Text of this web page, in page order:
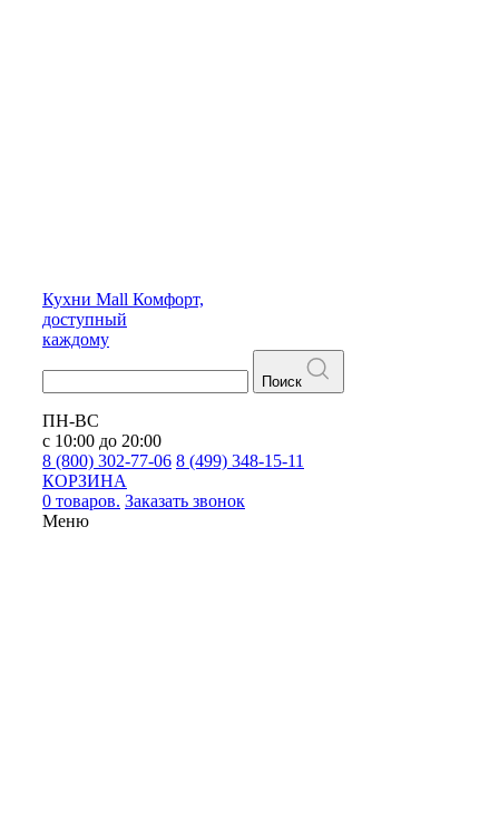
Кухни Mall Комфорт,
доступный
каждому
Поиск
ПН-ВС
с 10:00 до 20:00
8 (800) 302-77-06 8 (499) 348-15-11
КОРЗИНА
0 товаров. Заказать звонок
Меню